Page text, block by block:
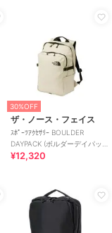
30%OFF
ザ・ノース・フェイス
ｽﾎﾟｰﾂｱｸｾｻﾘｰ BOULDER
DAYPACK (ボルダーデイパッ
ク)
¥12,320